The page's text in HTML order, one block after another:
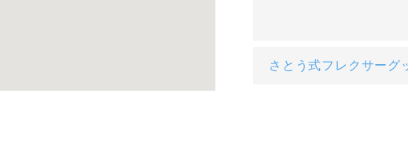
さとう式フレクサーグ